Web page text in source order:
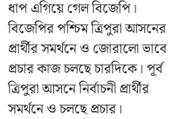
ধাপ এগিয়ে গেল বিজেপি।
বিজেপির পশ্চিম ত্রিপুরা আসনের
প্রার্থীর সমর্থনে ও জোরালো ভাবে
প্রচার কাজ চলছে চারদিকে। পূর্ব
ত্রিপুরা আসনে নির্বাচনী প্রার্থীর
সমর্থনে ও চলছে প্রচার।